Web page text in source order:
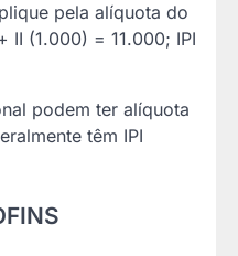
pela alíquota do
II (1.000) = 11.000; IPI
podem ter alíquota
têm IPI